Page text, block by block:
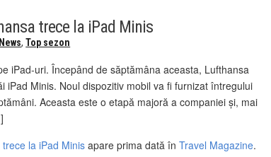
trece la iPad Minis
News,Top sezon
iPad-uri. Începând de săptămâna aceasta, Lufthansa
Minis. Noul dispozitiv mobil va fi furnizat întregului
Aceasta este o etapă majoră a companiei și, mai
la iPad Minisapare prima dată înTravel Magazine.